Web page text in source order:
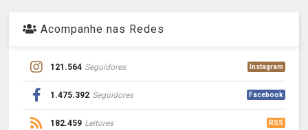
Acompanhe nas Redes
121.564 Seguidores Instagram
1.475.392 Seguidores Facebook
182.459 Leitores RSS